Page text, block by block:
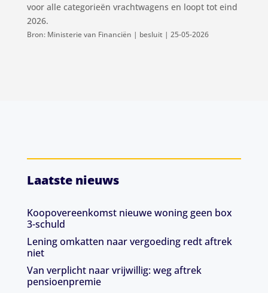
voor alle categorieën vrachtwagens en loopt tot eind
2026.
Bron: Ministerie van Financiën | besluit | 25-05-2026
Laatste nieuws
Koopovereenkomst nieuwe woning geen box
3-schuld
Lening omkatten naar vergoeding redt aftrek
niet
Van verplicht naar vrijwillig: weg aftrek
pensioenpremie